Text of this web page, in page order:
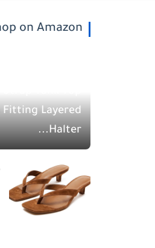
on Amazon
Fitting Layered
Halter...